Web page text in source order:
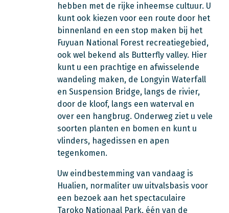
hebben met de rijke inheemse cultuur. U
kunt ook kiezen voor een route door het
binnenland en een stop maken bij het
Fuyuan National Forest recreatiegebied,
ook wel bekend als Butterfly valley. Hier
kunt u een prachtige en afwisselende
wandeling maken, de Longyin Waterfall
en Suspension Bridge, langs de rivier,
door de kloof, langs een waterval en
over een hangbrug. Onderweg ziet u vele
soorten planten en bomen en kunt u
vlinders, hagedissen en apen
tegenkomen.
Uw eindbestemming van vandaag is
Hualien, normaliter uw uitvalsbasis voor
een bezoek aan het spectaculaire
Taroko Nationaal Park, één van de